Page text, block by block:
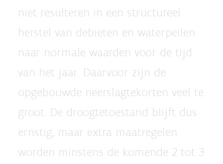
niet resulteren in een structureel
herstel van debieten en waterpeilen
naar normale waarden voor de tijd
van het jaar. Daarvoor zijn de
opgebouwde neerslagtekorten veel te
groot. De droogtetoestand blijft dus
ernstig, maar extra maatregelen
worden minstens de komende 2 tot 3